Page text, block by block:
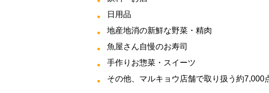
日用品
地産地消の新鮮な野菜・精肉
魚屋さん自慢のお寿司
手作りお惣菜・スイーツ
その他、マルキョウ店舗で取り扱う約7,000